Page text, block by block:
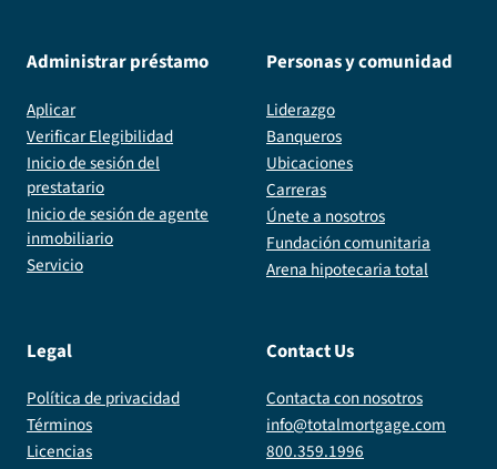
Administrar préstamo
Aplicar
Verificar Elegibilidad
Inicio de sesión del
prestatario
Inicio de sesión de agente
inmobiliario
Servicio
Personas y comunidad
Liderazgo
Banqueros
Ubicaciones
Carreras
Únete a nosotros
Fundación comunitaria
Arena hipotecaria total
Legal
Política de privacidad
Términos
Licencias
Contact Us
Contacta con nosotros
info@totalmortgage.com
800.359.1996